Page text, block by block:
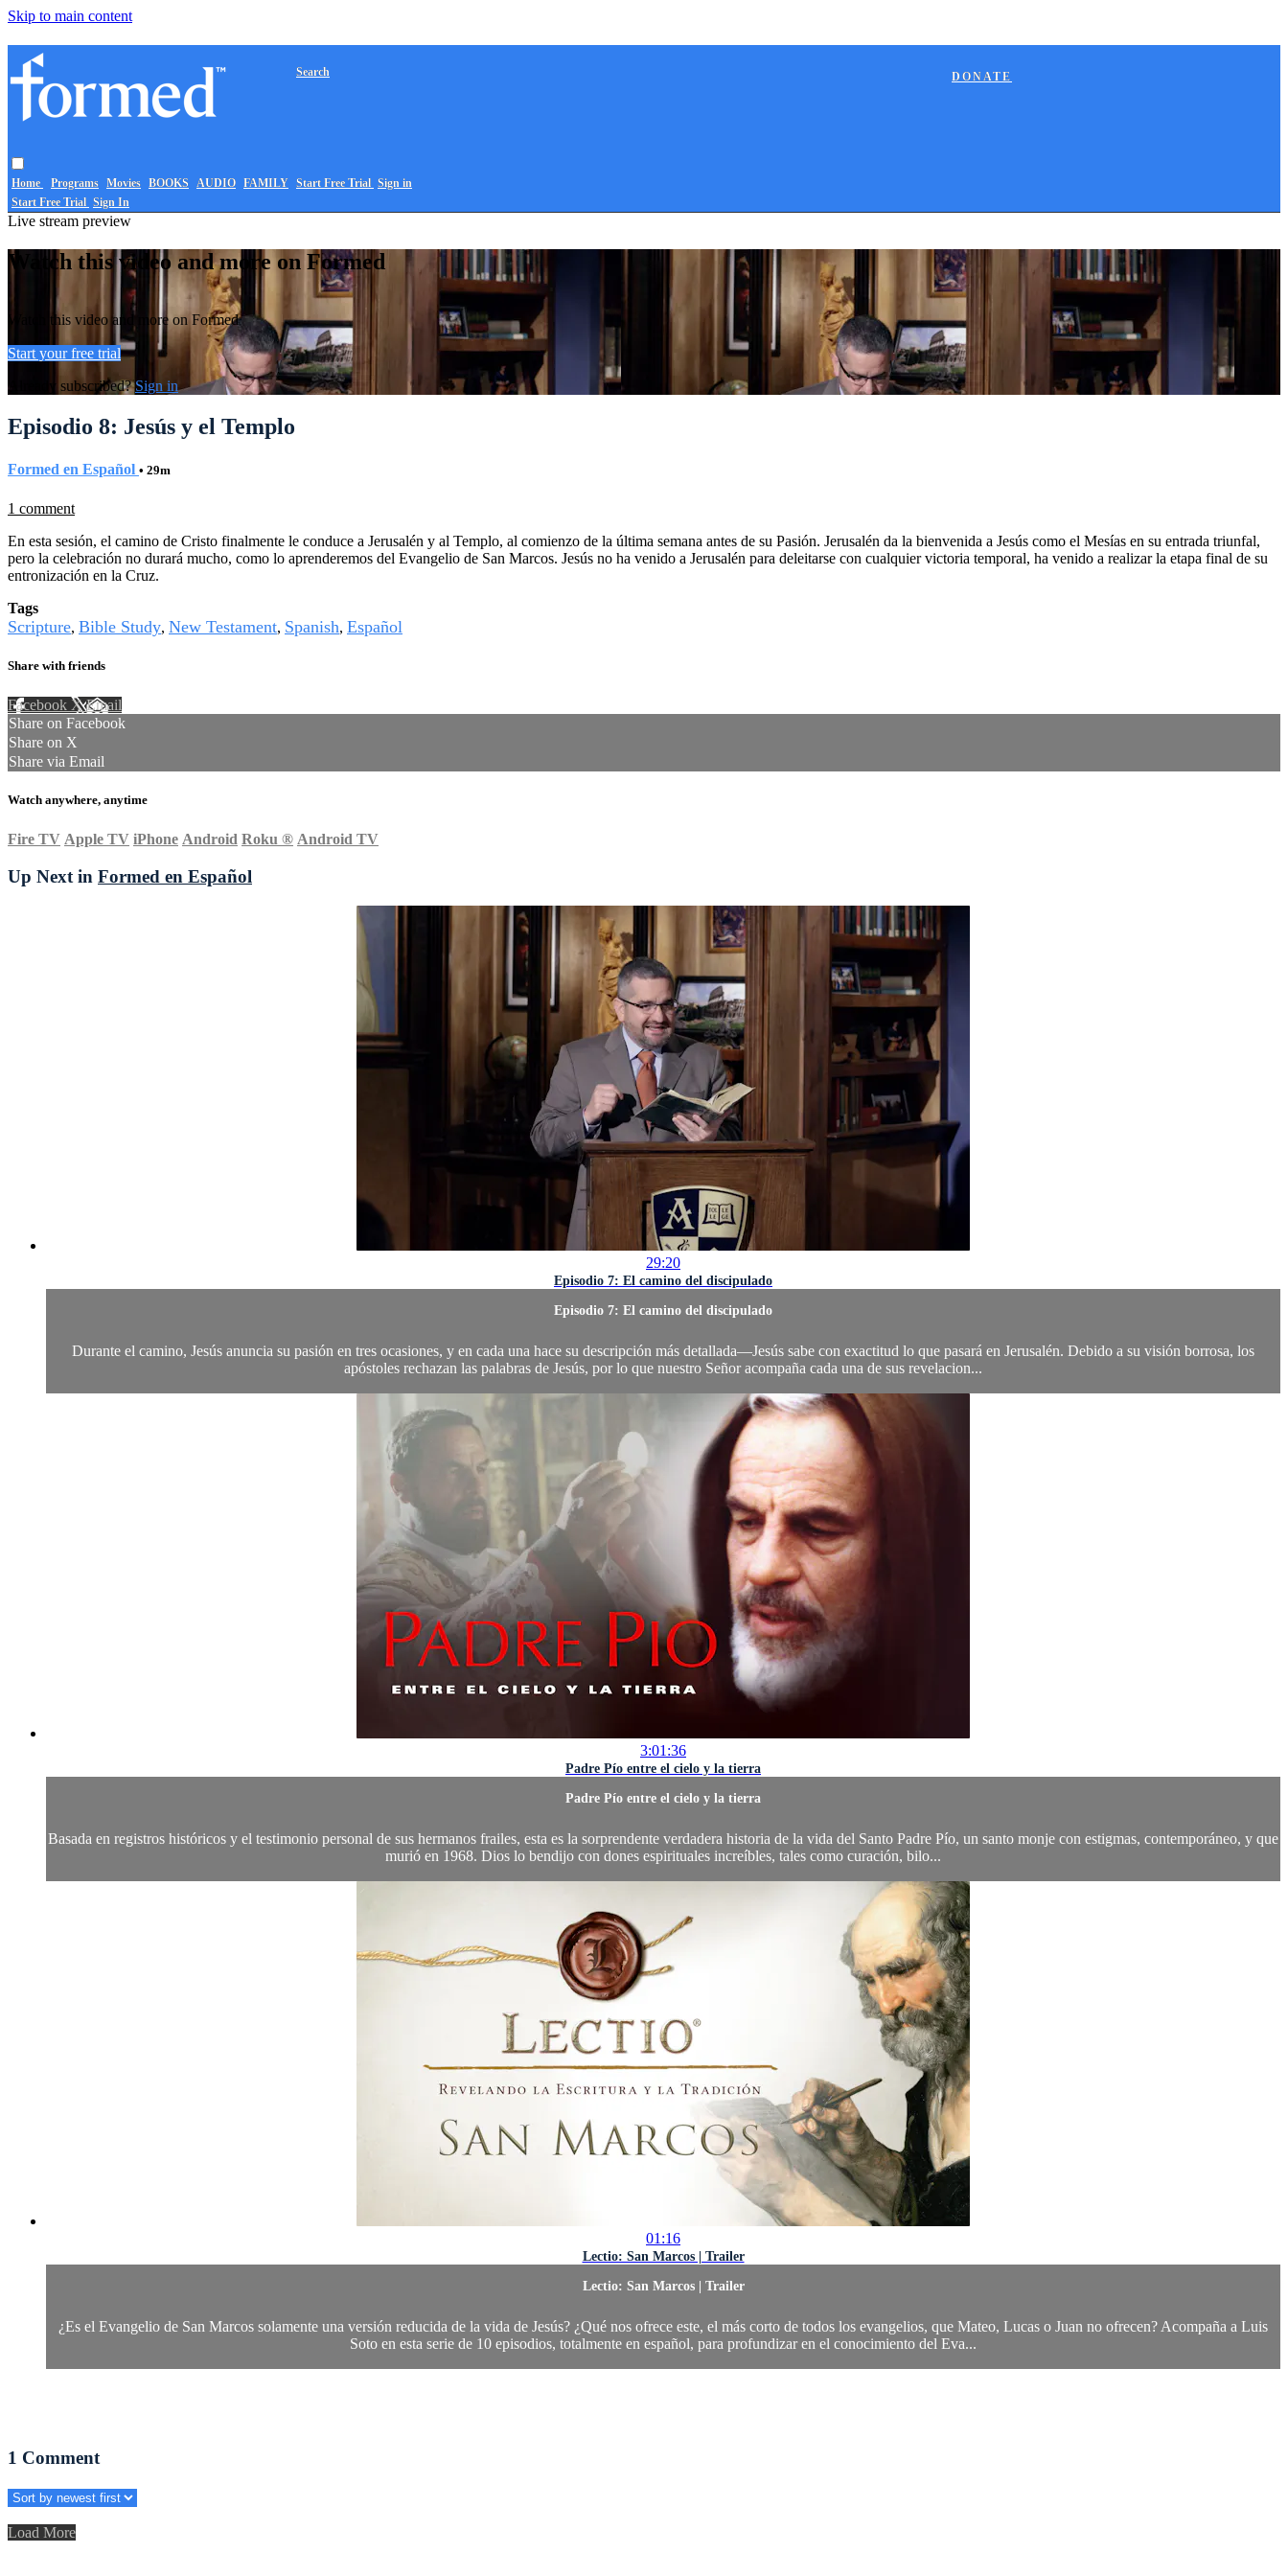
Skip to main content
Home Programs Movies BOOKS AUDIO FAMILY
DONATE
Search
Start Free Trial Sign in
Start Free Trial Sign In
Live stream preview
Watch this video and more on Formed
Watch this video and more on Formed
Start your free trial
Already subscribed?Sign in
Episodio 8: Jesús y el Templo
Formed en Español • 29m
1 comment
En esta sesión, el camino de Cristo finalmente le conduce a Jerusalén y al Templo, al comienzo de la última semana antes de su Pasión. Jerusalén da la bienvenida a Jesús como el Mesías en su entrada triunfal,
pero la celebración no durará mucho, como lo aprenderemos del Evangelio de San Marcos. Jesús no ha venido a Jerusalén para deleitarse con cualquier victoria temporal, ha venido a realizar la etapa final de su
entronización en la Cruz.
Tags
Scripture, Bible Study, New Testament, Spanish, Español
Share with friends
Facebook XEmail
Share on Facebook
Share on X
Share via Email
Watch anywhere, anytime
Fire TV Apple TV iPhone Android Roku ® Android TV
Up Next in Formed en Español
29:20
Episodio 7: El camino del discipulado
Episodio 7: El camino del discipulado
Durante el camino, Jesús anuncia su pasión en tres ocasiones, y en cada una hace su descripción más detallada—Jesús sabe con exactitud lo que pasará en Jerusalén. Debido a su visión borrosa, los
apóstoles rechazan las palabras de Jesús, por lo que nuestro Señor acompaña cada una de sus revelacion...
3:01:36
Padre Pío entre el cielo y la tierra
Padre Pío entre el cielo y la tierra
Basada en registros históricos y el testimonio personal de sus hermanos frailes, esta es la sorprendente verdadera historia de la vida del Santo Padre Pío, un santo monje con estigmas, contemporáneo, y que
murió en 1968. Dios lo bendijo con dones espirituales increíbles, tales como curación, bilo...
01:16
Lectio: San Marcos | Trailer
Lectio: San Marcos | Trailer
¿Es el Evangelio de San Marcos solamente una versión reducida de la vida de Jesús? ¿Qué nos ofrece este, el más corto de todos los evangelios, que Mateo, Lucas o Juan no ofrecen? Acompaña a Luis
Soto en esta serie de 10 episodios, totalmente en español, para profundizar en el conocimiento del Eva...
1 Comment
Load More